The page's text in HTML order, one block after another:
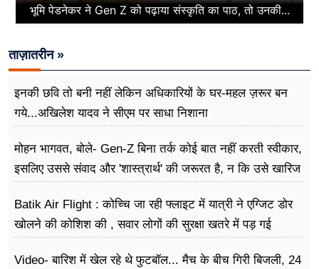
भूमि पेडनेकर ने Gen Z को पढ़ाया संस्कृति का पाठ, तो उनकी...
ताज़ातरीन »
इनकी छवि तो बनी नहीं लेकिन अधिकारियों के घर-महल ज़रूर बन
गये...अखिलेश यादव ने सीएम पर साधा​ निशाना
मोहन भागवत, बोले- Gen-Z बिना तर्क कोई बात नहीं करती स्वीकार,
इसलिए उससे संवाद और 'शास्त्रार्थ' की जरूरत है, न कि उसे खारिज
Batik Air Flight : कोच्चि जा रही फ्लाइट में यात्री ने एग्जिट डोर
खोलने की कोशिश की , सवार लोगों की सुरक्षा खतरे में पड़ गई
Video- बारिश में खेल रहे थे फुटबॉल... मैच के बीच गिरी बिजली, 24